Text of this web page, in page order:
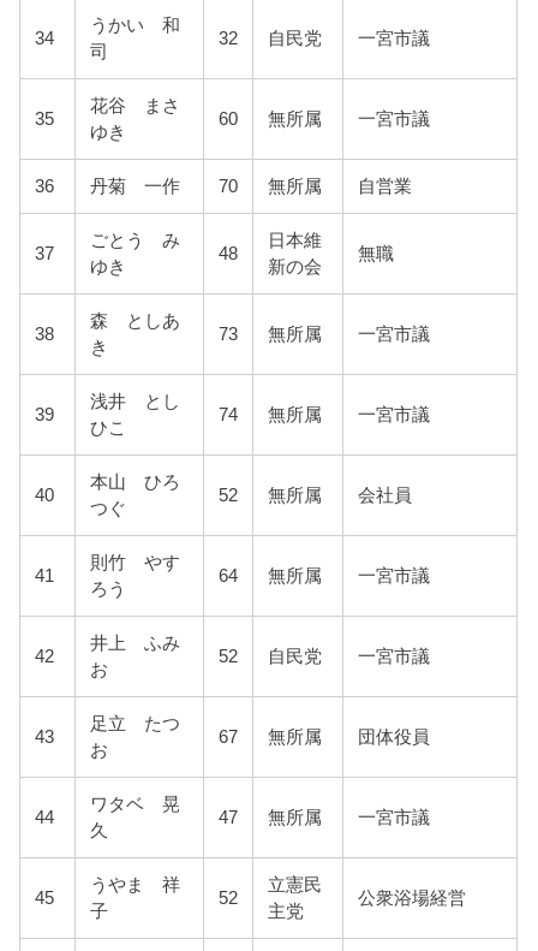
34
うかい 和
司
32 自民党 一宮市議
35
花谷 まさ
ゆき
60 無所属 一宮市議
36 丹菊 一作 70 無所属 自営業
37
ごとう み
ゆき
48
日本維
新の会
無職
38
森 としあ
き
73 無所属 一宮市議
39
浅井 とし
ひこ
74 無所属 一宮市議
40
本山 ひろ
つぐ
52 無所属 会社員
41
則竹 やす
ろう
64 無所属 一宮市議
42
井上 ふみ
お
52 自民党 一宮市議
43
足立 たつ
お
67 無所属 団体役員
44
ワタベ 晃
久
47 無所属 一宮市議
45
うやま 祥
子
52
立憲民
主党
公衆浴場経営